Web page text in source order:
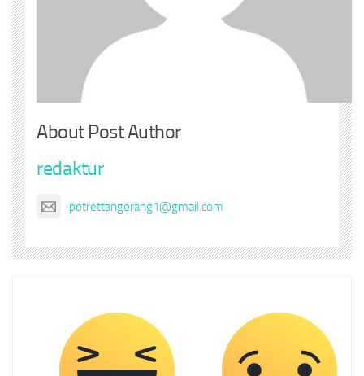
About Post Author
redaktur
potrettangerang1@gmail.com